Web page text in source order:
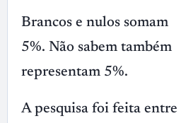
Brancos e nulos somam
5%. Não sabem também
representam 5%.
A pesquisa foi feita entre